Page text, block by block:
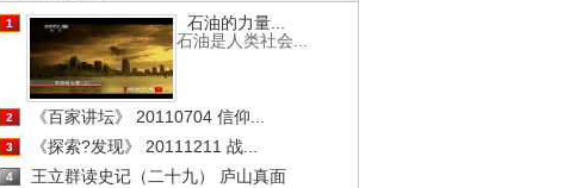
1
石油的力量...
石油是人类社会...
2 《百家讲坛》 20110704 信仰...
3 《探索?发现》 20111211 战...
4 王立群读史记（二十九） 庐山真面